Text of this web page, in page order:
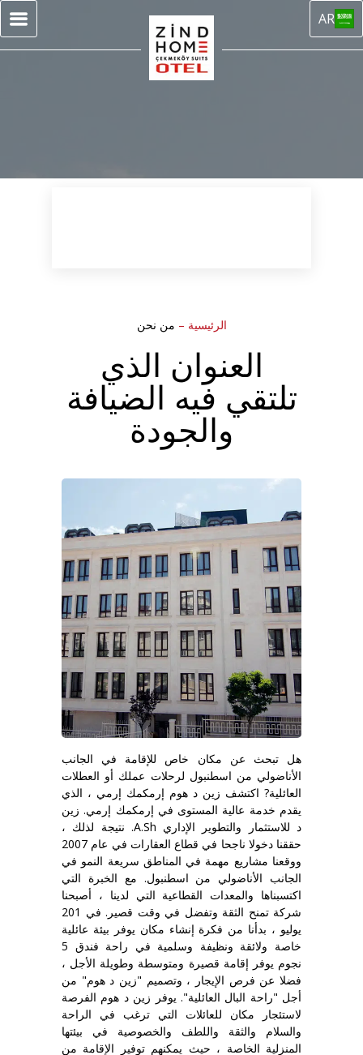
AR
الرئيسية – من نحن
العنوان الذي
تلتقي فيه الضيافة
والجودة
هل تبحث عن مكان خاص للإقامة في الجانب
الأناضولي من اسطنبول لرحلات عملك أو العطلات
العائلية? اكتشف زين د هوم إرمكمك إرمي ، الذي
يقدم خدمة عالية المستوى في إرمكمك إرمي. زين
د للاستثمار والتطوير الإداري A.Sh. نتيجة لذلك ،
حققنا دخولا ناجحا في قطاع العقارات في عام 2007
ووقعنا مشاريع مهمة في المناطق سريعة النمو في
الجانب الأناضولي من اسطنبول. مع الخبرة التي
اكتسبناها والمعدات القطاعية التي لدينا ، أصبحنا
شركة تمنح الثقة وتفضل في وقت قصير. في 201
يوليو ، بدأنا من فكرة إنشاء مكان يوفر بيئة عائلية
خاصة ولائقة ونظيفة وسلمية في راحة فندق 5
نجوم يوفر إقامة قصيرة ومتوسطة وطويلة الأجل ،
فضلا عن فرص الإيجار ، وتصميم "زين د هوم" من
أجل "راحة البال العائلية". يوفر زين د هوم الفرصة
لاستئجار مكان للعائلات التي ترغب في الراحة
والسلام والثقة واللطف والخصوصية في بيئتها
المنزلية الخاصة ، حيث يمكنهم توفير الإقامة من